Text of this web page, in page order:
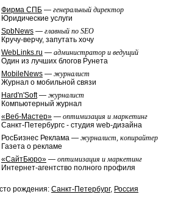
Фирма СПБ — генеральный директор
Юридические услуги
SpbNews — главный по SEO
Кручу-верчу, запутать хочу
WebLinks.ru — администратор и ведущий
Один из лучших блогов Рунета
MobileNews — журналист
Журнал о мобильной связи
Hard'n'Soft— журналист
Компьютерный журнал
«Веб-Мастер» — оптимизация и маркетинг
Санкт-Петербургс - студия web-дизайна
РосБизнес Реклама — журналист, копирайтер
Газета о рекламе
«СайтБюро» — оптимизация и маркетинг
Интернет-агентство полного профиля
рождения: Санкт-Петербург, Россия